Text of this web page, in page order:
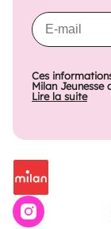
Ces
Milan Jeunesse
Lire la suite